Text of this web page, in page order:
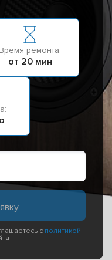
Время ремонта:
от 20 мин
с политикой